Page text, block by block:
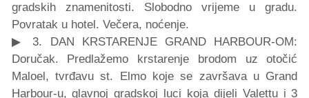
gradskih znamenitosti. Slobodno vrijeme u gradu.
Povratak u hotel. Večera, noćenje.
▶ 3. DAN KRSTARENJE GRAND HARBOUR-OM:
Doručak. Predlažemo krstarenje brodom uz otočić
Maloel, tvrđavu st. Elmo koje se završava u Grand
Harbour-u, glavnoj gradskoj luci koja dijeli Valettu i 3